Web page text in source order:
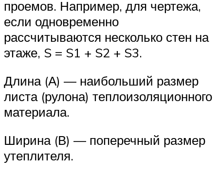
проемов. Например, для чертежа,
если одновременно
рассчитываются несколько стен на
этаже, S = S1 + S2 + S3.
Длина (А) — наибольший размер
листа (рулона) теплоизоляционного
материала.
Ширина (В) — поперечный размер
утеплителя.